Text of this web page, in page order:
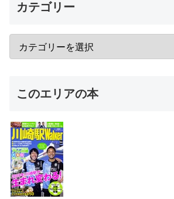
カテゴリー
このエリアの本